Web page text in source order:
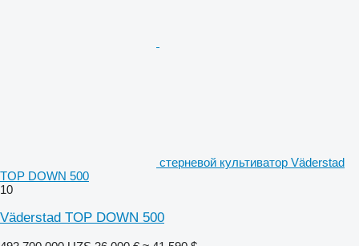
стерневой культиватор Väderstad
TOP DOWN 500
10
Väderstad TOP DOWN 500